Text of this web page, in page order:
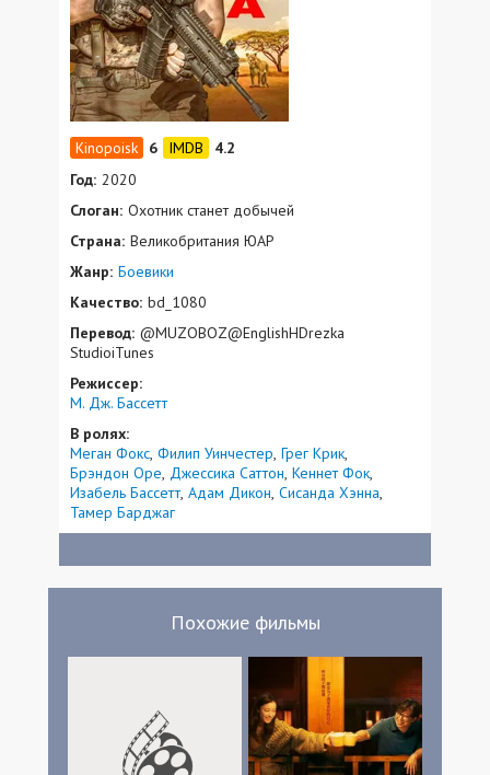
6
4.2
Год: 2020
Слоган: Охотник станет добычей
Страна: Великобритания ЮАР
Жанр: Боевики
Качество: bd_1080
Перевод: @MUZOBOZ@EnglishHDrezka
StudioiTunes
Режиссер:
М. Дж. Бассетт
В ролях:
Меган Фокс Филип Уинчестер Грег Крик
Брэндон Оре Джессика Саттон Кеннет Фок
Изабель Бассетт Адам Дикон Сисанда Хэнна
Тамер Барджаг
Похожие фильмы